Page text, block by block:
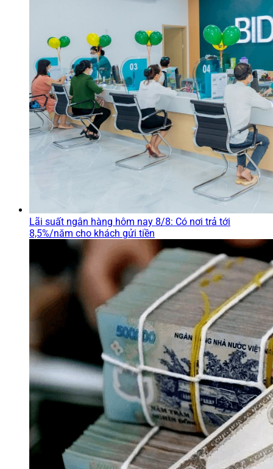
Lãi suất ngân hàng hôm nay 8/8: Có nơi trả tới
8,5%/năm cho khách gửi tiền